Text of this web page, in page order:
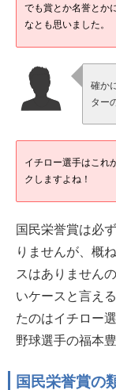
でも賞とか名誉とか
なとも思いました。
確か
ター
イチロー選手はこれ
クしますよね！
国民栄誉賞は必
りませんが、概
スはありません
いケースと言え
たのはイチロー
野球選手の福本
国民栄誉賞の